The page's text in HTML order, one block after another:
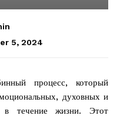
5, 2024
процесс, который
духовных и
в течение жизни. Этот